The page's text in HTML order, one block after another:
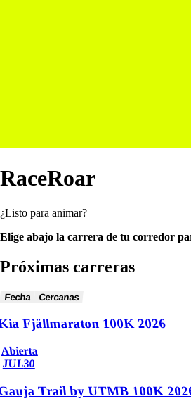
RaceRoar
¿Listo para animar?
Elige abajo la carrera de tu corredor
Próximas carreras
Fecha Cercanas
Fjällmaraton 100K 2026
Abierta
JUL30
Trail by UTMB 100K